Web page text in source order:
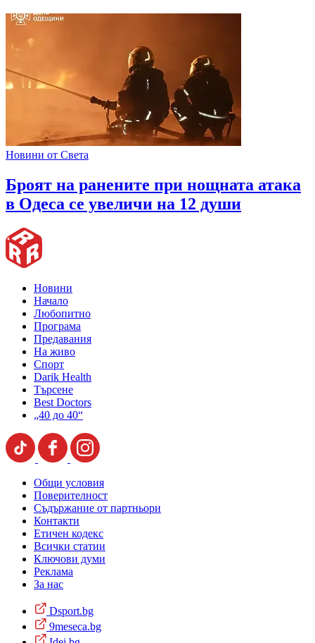
Новини от Света
Броят на ранените при нощната атака
в Одеса се увеличи на 12 души
Новини
Начало
Любопитно
Програма
Предавания
На живо
Спорт
Darik Health
Търсене
Best Doctors
„40 до 40“
Общи условия
Поверителност
Съдържание от партньори
Контакти
Етичен кодекс
Всички статии
Ключови думи
Реклама
За нас
Dsport.bg
9meseca.bg